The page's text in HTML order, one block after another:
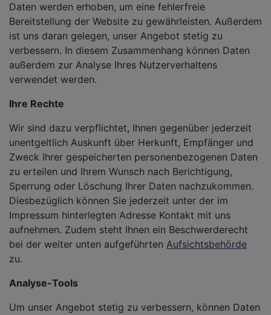
Daten werden erhoben, um eine fehlerfreie
Bereitstellung der Website zu gewährleisten. Außerdem
ist uns daran gelegen, unser Angebot stetig zu
verbessern. In diesem Zusammenhang können Daten
außerdem zur Analyse Ihres Nutzerverhaltens
verwendet werden.
Ihre Rechte
Wir sind dazu verpflichtet, Ihnen gegenüber jederzeit
unentgeltlich Auskunft über Herkunft, Empfänger und
Zweck Ihrer gespeicherten personenbezogenen Daten
zu erteilen und Ihrem Wunsch nach Berichtigung,
Sperrung oder Löschung Ihrer Daten nachzukommen.
Diesbezüglich können Sie jederzeit unter der im
Impressum hinterlegten Adresse Kontakt mit uns
aufnehmen. Zudem steht Ihnen ein Beschwerderecht
bei der weiter unten aufgeführten Aufsichtsbehörde
zu.
Analyse-Tools
Um unser Angebot stetig zu verbessern, können Daten